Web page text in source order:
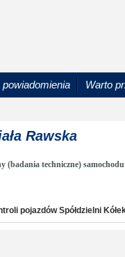
Warto
Rawska
techniczne)
pojazdów Spółdzielni